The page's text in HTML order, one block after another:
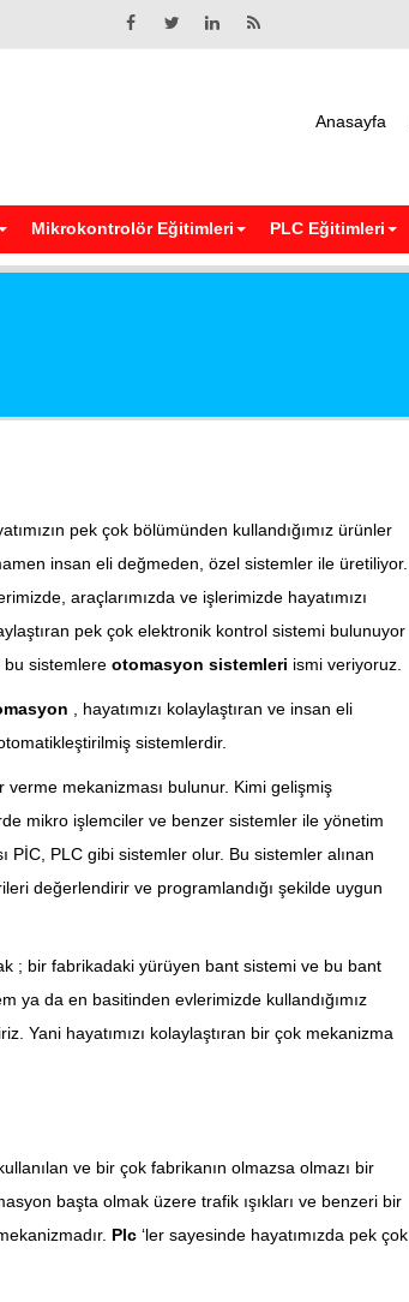
Anasayfa
Mikrokontrolör Eğitimleri PLC Eğitimleri
pek çok bölümünden kullandığımız ürünler
insan eli değmeden, özel sistemler ile üretiliyor.
araçlarımızda ve işlerimizde hayatımızı
pek çok elektronik kontrol sistemi bulunuyor
bu sistemlere otomasyon sistemleri ismi veriyoruz.
, hayatımızı kolaylaştıran ve insan eli
sistemlerdir.
mekanizması bulunur. Kimi gelişmiş
mikro işlemciler ve benzer sistemler ile yönetim
PİC, PLC gibi sistemler olur. Bu sistemler alınan
değerlendirir ve programlandığı şekilde uygun
; bir fabrikadaki yürüyen bant sistemi ve bu bant
ya da en basitinden evlerimizde kullandığımız
Yani hayatımızı kolaylaştıran bir çok mekanizma
ve bir çok fabrikanın olmazsa olmazı bir
başta olmak üzere trafik ışıkları ve benzeri bir
Plc‘ler sayesinde hayatımızda pek çok